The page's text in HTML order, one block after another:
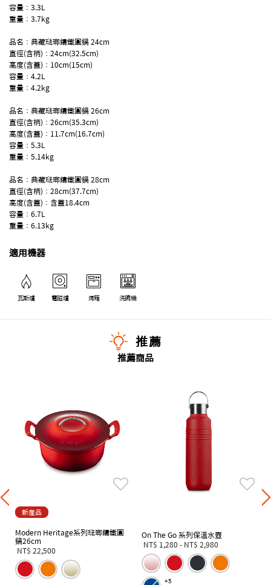
容量：3.3L
重量：3.7kg
品名：典藏琺瑯鑄鐵圓鍋 24cm
直徑(含柄)：24cm(32.5cm)
高度(含蓋)：10cm(15cm)
容量：4.2L
重量：4.2kg
品名：典藏琺瑯鑄鐵圓鍋 26cm
直徑(含柄)：26cm(35.3cm)
高度(含蓋)：11.7cm(16.7cm)
容量：5.3L
重量：5.14kg
品名：典藏琺瑯鑄鐵圓鍋 28cm
直徑(含柄)：28cm(37.7cm)
高度(含蓋)：含蓋18.4cm
容量：6.7L
重量：6.13kg
適用機器
瓦斯爐 電磁爐 烤箱 洗碗機
推薦
推薦商品
新產品
Modern Heritage系列琺瑯鑄鐵圓
鍋26cm
NT$ 22,500
On The Go 系列保溫水壺
NT$ 1,280 - NT$ 2,980
+5